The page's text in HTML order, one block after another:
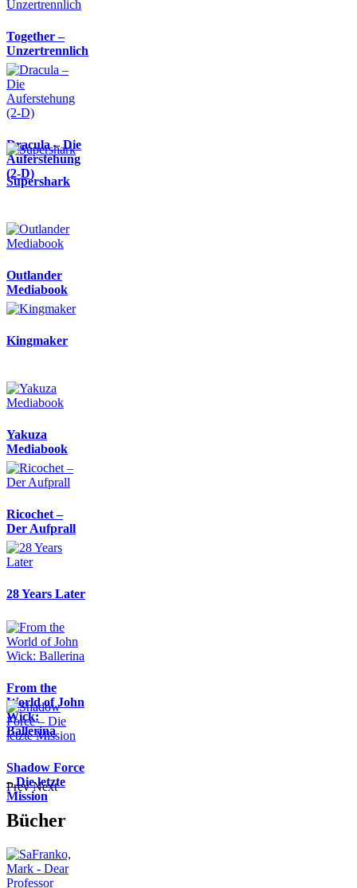
Together –
Unzertrennlich
Dracula – Die
Auferstehung
(2-D)
Supershark
Outlander
Mediabook
Kingmaker
Yakuza
Mediabook
Ricochet –
Der Aufprall
28 Years Later
From the
World of John
Wick:
Ballerina
Shadow Force
– Die letzte
Mission
Prev Next
Bücher